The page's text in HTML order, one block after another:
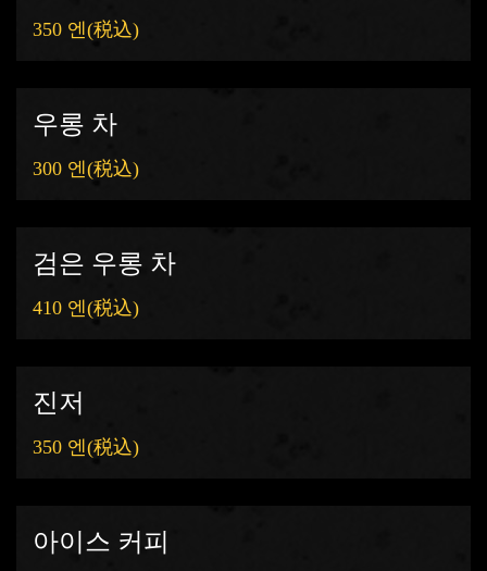
350 엔(税込)
우롱 차
300 엔(税込)
검은 우롱 차
410 엔(税込)
진저
350 엔(税込)
아이스 커피